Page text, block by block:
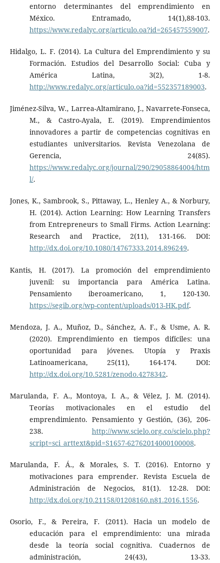
entorno determinantes del emprendimiento en
México. Entramado, 14(1),88-103.
https://www.redalyc.org/articulo.oa?id=265457559007.
Hidalgo, L. F. (2014). La Cultura del Emprendimiento y su
Formación. Estudios del Desarrollo Social: Cuba y
América Latina, 3(2), 1-8.
http://www.redalyc.org/articulo.oa?id=552357189003.
Jiménez-Silva, W., Larrea-Altamirano, J., Navarrete-Fonseca,
M., & Castro-Ayala, E. (2019). Emprendimientos
innovadores a partir de competencias cognitivas en
estudiantes universitarios. Revista Venezolana de
Gerencia, 24(85).
https://www.redalyc.org/journal/290/29058864004/htm
l/.
Jones, K., Sambrook, S., Pittaway, L., Henley A., & Norbury,
H. (2014). Action Learning: How Learning Transfers
from Entrepreneurs to Small Firms. Action Learning:
Research and Practice, 2(11), 131-166. DOI:
http://dx.doi.org/10.1080/14767333.2014.896249.
Kantis, H. (2017). La promoción del emprendimiento
juvenil: su importancia para América Latina.
Pensamiento iberoamericano, 1, 120-130.
https://segib.org/wp-content/uploads/013-HK.pdf.
Mendoza, J. A., Muñoz, D., Sánchez, A. F., & Usme, A. R.
(2020). Emprendimiento en tiempos difíciles: una
oportunidad para jóvenes. Utopía y Praxis
Latinoamericana, 25(11), 164-174. DOI:
http://dx.doi.org/10.5281/zenodo.4278342.
Marulanda, F. A., Montoya, I. A., & Vélez, J. M. (2014).
Teorías motivacionales en el estudio del
emprendimiento. Pensamiento y Gestión, (36), 206-
238.http://www.scielo.org.co/scielo.php?
script=sci_arttext&pid=S1657-62762014000100008.
Marulanda, F. Á., & Morales, S. T. (2016). Entorno y
motivaciones para emprender. Revista Escuela de
Administración de Negocios, 81(1). 12-28. DOI:
http://dx.doi.org/10.21158/01208160.n81.2016.1556.
Osorio, F., & Pereira, F. (2011). Hacia un modelo de
educación para el emprendimiento: una mirada
desde la teoría social cognitiva. Cuadernos de
administración, 24(43), 13-33.